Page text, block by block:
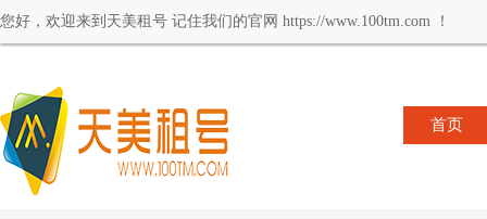
您好，欢迎来到天美租号 记住我们的官网 https://www.100tm.com ！
首页